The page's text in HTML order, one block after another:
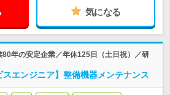
気になる
年の安定企業／年休125日（土日祝）／研
エンジニア】整備機器メンテナンス